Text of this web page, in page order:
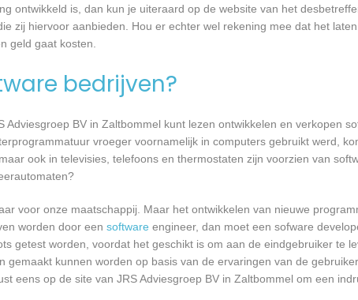
ontwikkeld is, dan kun je uiteraard op de website van het
zij hiervoor aanbieden. Hou er echter wel rekening mee dat het
geld gaat kosten.
bedrijven?
Adviesgroep BV in Zaltbommel kunt lezen ontwikkelen en verkopen
vroeger voornamelijk in computers gebruikt werd,
ook in televisies, telefoons en thermostaten zijn voorzien van
voor onze maatschappij. Maar het ontwikkelen van nieuwe
worden door een software engineer, dan moet een sofware
getest worden, voordat het geschikt is om aan de eindgebruiker te
gemaakt kunnen worden op basis van de ervaringen van de
eens op de site van JRS Adviesgroep BV in Zaltbommel om een